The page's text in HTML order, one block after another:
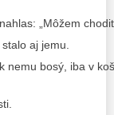
„Môžem
aj jemu.
nemu bosý, iba v